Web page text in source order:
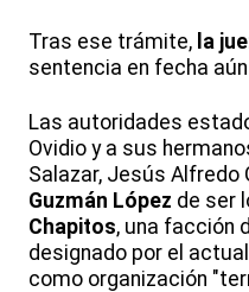
Tras ese trámite, la
sentencia en fecha
Las autoridades
Ovidio y a sus
Salazar, Jesús Alfredo
Guzmán López de ser
Chapitos, una facción
designado por el
como organización